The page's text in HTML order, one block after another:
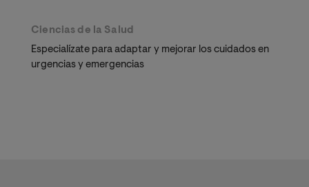
Ciencias de la Salud
Especialízate para adaptar y mejorar los cuidados en
urgencias y emergencias